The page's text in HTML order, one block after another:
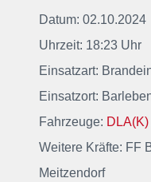
Datum: 02.10.2024
Uhrzeit: 18:23 Uhr
Einsatzart:
Einsatzort:
Fahrzeuge:
Weitere Kräfte: FF
Meitzendorf